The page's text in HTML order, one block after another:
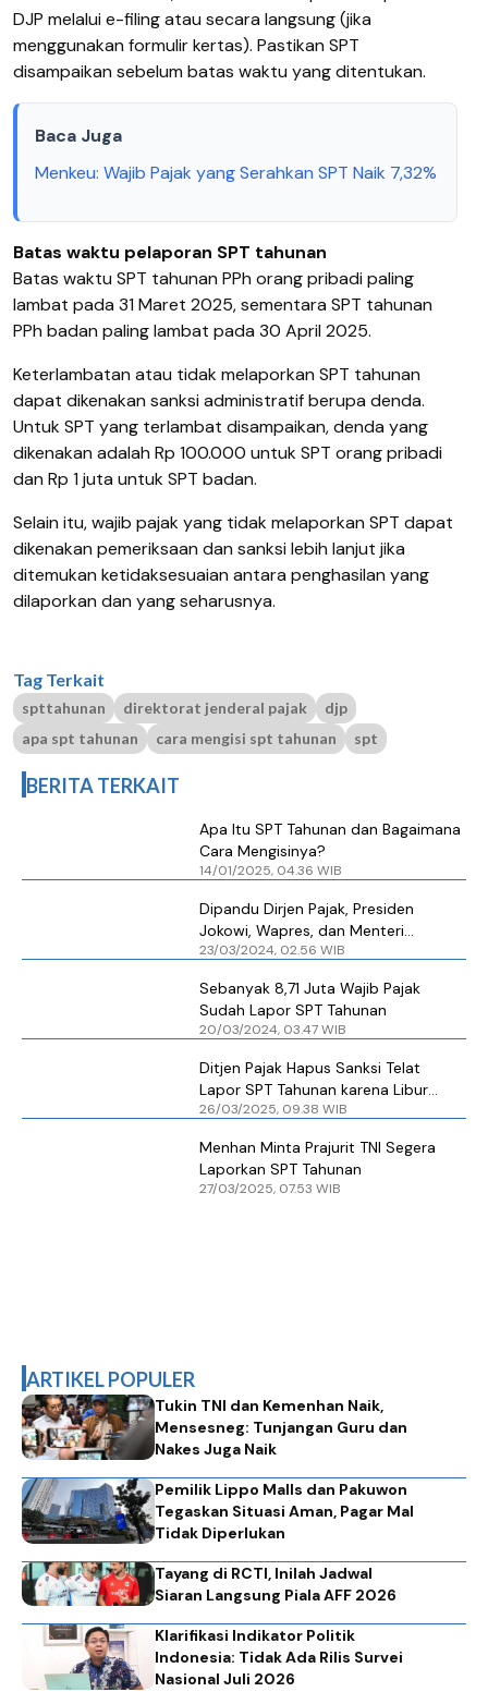
DJP melalui e-filing atau secara langsung (jika
menggunakan formulir kertas). Pastikan SPT
disampaikan sebelum batas waktu yang ditentukan.
Baca Juga
Menkeu: Wajib Pajak yang Serahkan SPT Naik 7,32%
Batas waktu pelaporan SPT tahunan
Batas waktu SPT tahunan PPh orang pribadi paling
lambat pada 31 Maret 2025, sementara SPT tahunan
PPh badan paling lambat pada 30 April 2025.
Keterlambatan atau tidak melaporkan SPT tahunan
dapat dikenakan sanksi administratif berupa denda.
Untuk SPT yang terlambat disampaikan, denda yang
dikenakan adalah Rp 100.000 untuk SPT orang pribadi
dan Rp 1 juta untuk SPT badan.
Selain itu, wajib pajak yang tidak melaporkan SPT dapat
dikenakan pemeriksaan dan sanksi lebih lanjut jika
ditemukan ketidaksesuaian antara penghasilan yang
dilaporkan dan yang seharusnya.
Tag Terkait
spttahunan direktorat jenderal pajak
djp
apa spt tahunan
cara mengisi spt tahunan spt
BERITA TERKAIT
Apa Itu SPT Tahunan dan Bagaimana
Cara Mengisinya?
14/01/2025, 04.36 WIB
Dipandu Dirjen Pajak, Presiden
Jokowi, Wapres, dan Menteri
Kompak Lapor SPT Tahunan
23/03/2024, 02.56 WIB
Sebanyak 8,71 Juta Wajib Pajak
20/03/2024, 03.47 WIB
Ditjen Pajak Hapus Sanksi Telat
Lapor SPT Tahunan karena Libur
Lebaran 2025
26/03/2025, 09.38 WIB
Menhan Minta Prajurit TNI Segera
Laporkan SPT Tahunan
27/03/2025, 07.53 WIB
ARTIKEL POPULER
Tukin TNI dan Kemenhan Naik,
Mensesneg: Tunjangan Guru dan
Nakes Juga Naik
Pemilik Lippo Malls dan Pakuwon
Tegaskan Situasi Aman, Pagar Mal
Tidak Diperlukan
Tayang di RCTI, Inilah Jadwal
Siaran Langsung Piala AFF 2026
Klarifikasi Indikator Politik
Indonesia: Tidak Ada Rilis Survei
Nasional Juli 2026